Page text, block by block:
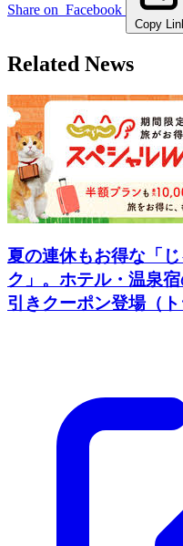
Share on Facebook
Copy
Related News
夏の連休もお得な「
ク」。ホテル・温泉
引きクーポン登場（ト